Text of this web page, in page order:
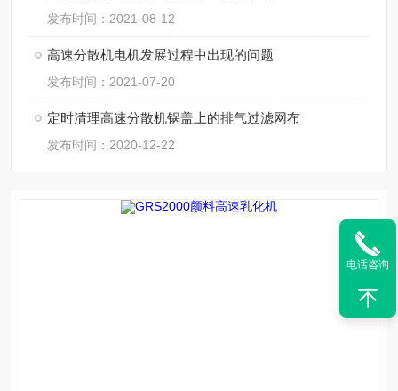
发布时间：2021-08-12
高速分散机电机发展过程中出现的问题
发布时间：2021-07-20
定时清理高速分散机锅盖上的排气过滤网布
发布时间：2020-12-22
电话咨询